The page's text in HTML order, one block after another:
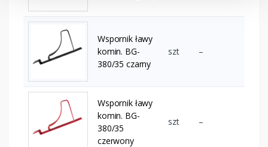
Wspornik ławy
komin. BG-
380/35 czarny
szt –
Wspornik ławy
komin. BG-
380/35
czerwony
szt –